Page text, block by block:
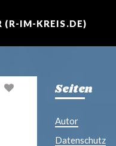
(R-IM-KREIS.DE)
Seiten
Autor
Datenschutz